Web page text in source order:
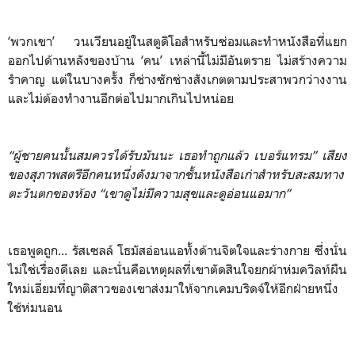
‘พวกเขา’ วนเวียนอยู่ในสตูดิโอสำหรับซ่อมและทำหนังสือที่แยก
ออกไปด้านหลังของบ้าน ‘คน’ เหล่านี้ไม่มีอันตราย ไม่สร้างความ
รำคาญ แต่ในบางครั้ง ก็ช่างซักช่างสังเกตตามประสาพวกว่างงาน
และไม่ต้องทำงานอีกต่อไปมากเกินไปหน่อย
“ผู้ชายคนนั้นสมควรได้รับมันนะ เธอทำถูกแล้ว เบอร์แทรม” เสียง
ของสุภาพสตรีอีกคนหนึ่งดังมาจากชั้นหนังสือเก่าสำหรับสะสมทาง
ตะวันตกของห้อง “เขาดูไม่มีความสุขและดูอ่อนแอมาก”
เธอพูดถูก... รัสเซลล์ โธมัสอ่อนแอทั้งด้านจิตใจและร่างกาย ซึ่งนั่น
ไม่ใช่เรื่องดีเลย และนั่นคือเหตุผลที่เขาตัดสินใจยกผ้าห่มควิลท์ผืน
ใหม่เอี่ยมที่ญาติสาวของเขาส่งมาให้จากเคมบริดจ์ให้อีกฝ่ายหนึ่ง
ใช้ห่มนอน